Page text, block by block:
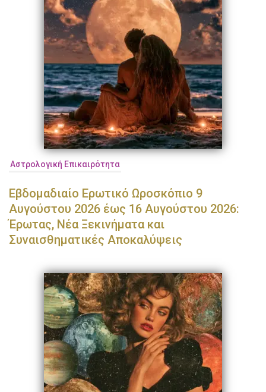
Αστρολογική Επικαιρότητα
Εβδομαδιαίο Ερωτικό Ωροσκόπιο 9
Αυγούστου 2026 έως 16 Αυγούστου 2026:
Έρωτας, Νέα Ξεκινήματα και
Συναισθηματικές Αποκαλύψεις